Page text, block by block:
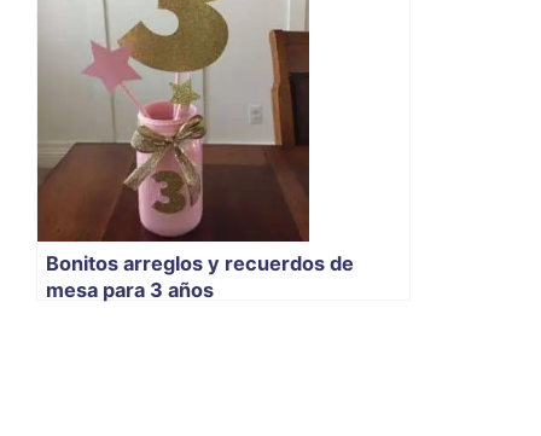
Bonitos arreglos y recuerdos de
mesa para 3 años